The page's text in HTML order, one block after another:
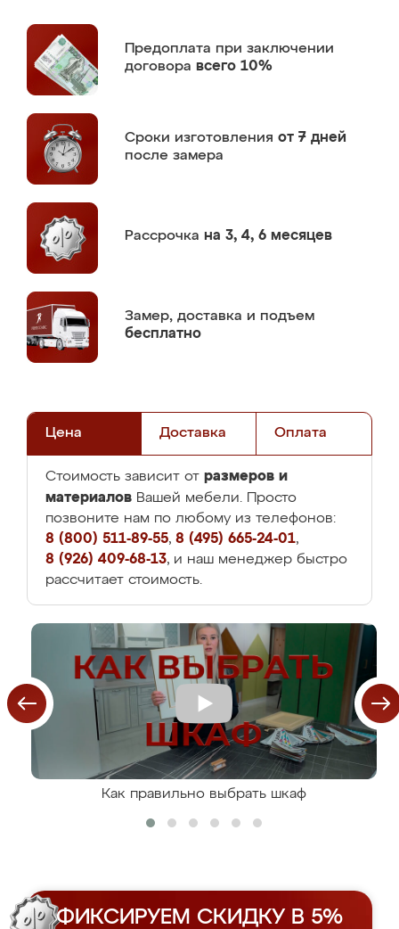
Предоплата при заключении
договора всего 10%
Сроки изготовления от 7 дней
после замера
Рассрочка на 3, 4, 6 месяцев
Замер, доставка и подъем
бесплатно
Цена Доставка Оплата
Стоимость зависит от размеров и
материалов Вашей мебели. Просто
позвоните нам по любому из телефонов:
8 (800) 511-89-55, 8 (495) 665-24-01,
8 (926) 409-68-13, и наш менеджер быстро
рассчитает стоимость.
Как правильно выбрать шкаф
ФИКСИРУЕМ СКИДКУ В 5%